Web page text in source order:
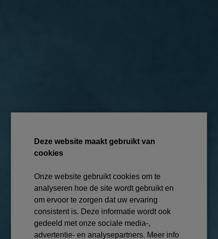
Hoofd in dewolken,
Zorgen Verdwijnen
Deze website maakt gebruikt van
cookies
Onze website gebruikt cookies om te
analyseren hoe de site wordt gebruikt en
om ervoor te zorgen dat uw ervaring
consistent is. Deze informatie wordt ook
gedeeld met onze sociale media-,
advertentie- en analysepartners. Meer info